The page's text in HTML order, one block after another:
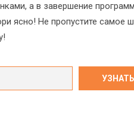
а в завершение
ясно! Не пропустите самое